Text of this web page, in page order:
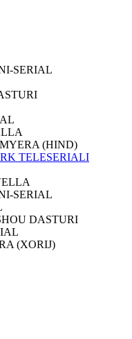
SERIAL
(HIND)
TELESERIALI
SERIAL
DASTURI
(XORIJ)